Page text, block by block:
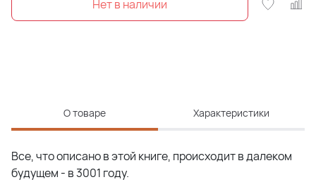
О товаре Характеристики
Все, что описано в этой книге, происходит в далеком
будущем - в 3001 году.